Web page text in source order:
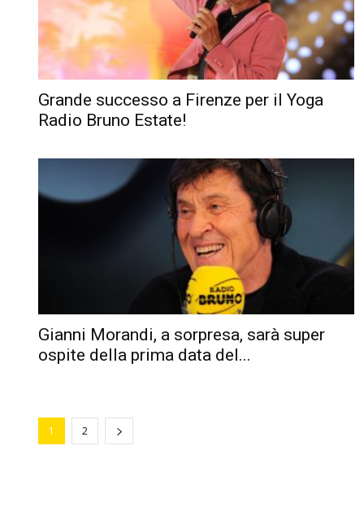
Grande successo a Firenze per il Yoga
Radio Bruno Estate!
Gianni Morandi, a sorpresa, sarà super
ospite della prima data del...
1 2